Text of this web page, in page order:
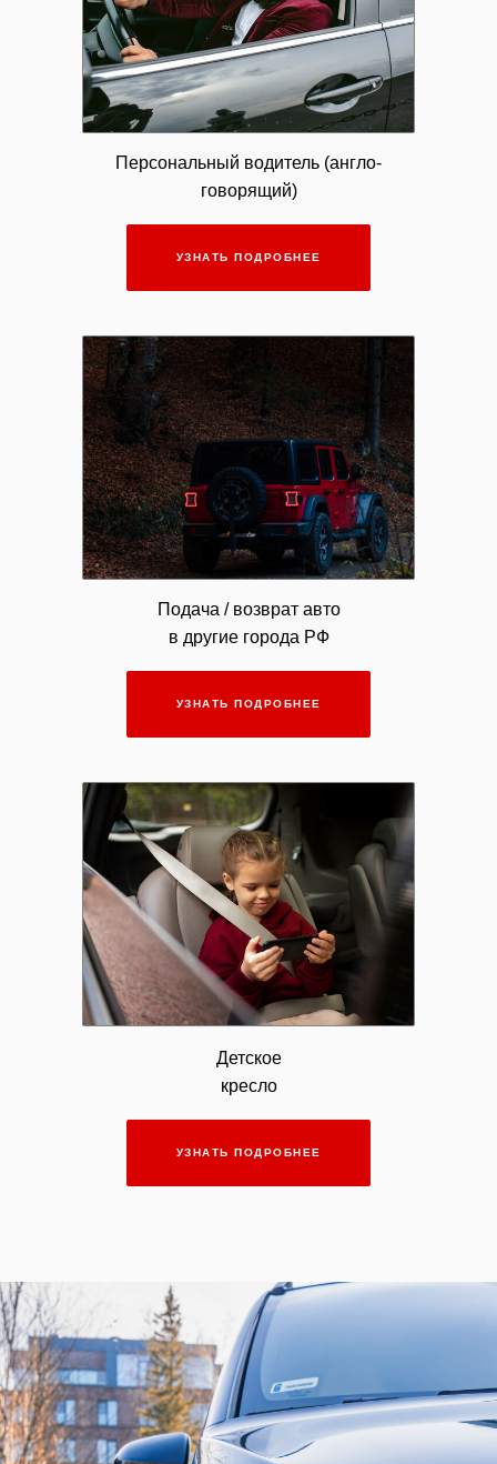
Подача / возврат авто
в другие города РФ
УЗНАТЬ ПОДРОБНЕЕ
Персональный водитель (англо-
говорящий)
УЗНАТЬ ПОДРОБНЕЕ
Детское
кресло
УЗНАТЬ ПОДРОБНЕЕ